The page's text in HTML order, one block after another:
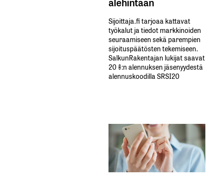
Sijoittaja.fi tarjoaa kattavat
työkalut ja tiedot markkinoiden
seuraamiseen sekä parempien
sijoituspäätösten tekemiseen.
SalkunRakentajan lukijat saavat
20 %:n alennuksen jäsenyydestä
alennuskoodilla SRSI20